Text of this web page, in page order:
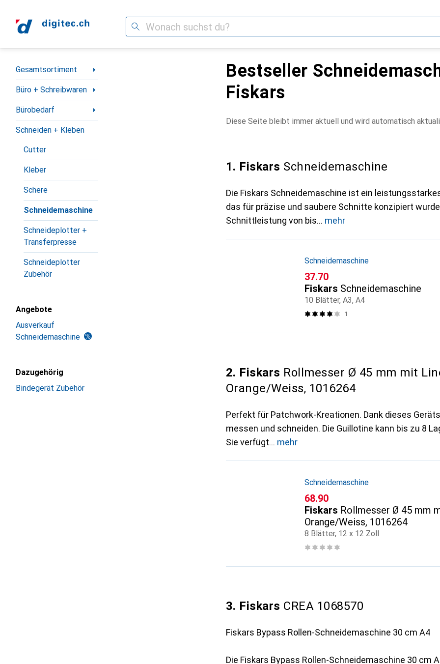
Suche
Navigation nach Kategorien
Gesamtsortiment
Büro + Schreibwaren
Bürobedarf
Schneiden + Kleben
Cutter
Kleber
Schere
Schneidemaschine
Schneideplotter +
Transferpresse
Schneideplotter
Zubehör
Angebote
Ausverkauf
Schneidemaschine
Dazugehörig
Bindegerät Zubehör
Bestseller
Fiskars
Diese Seite bleibt immer aktuell und wird automatisch
1. Fiskars Schneidemaschine
Die Fiskars Schneidemaschine ist ein
das für präzise und saubere Schnitte konzipiert
Schnittleistung von bis
mehr
Schneidemaschine
CHF
37.70
Fiskars Schneidemaschine
10 Blätter, A3, A4
1
2. Fiskars Rollmesser Ø 45 mm mit
Orange/Weiss, 1016264
Perfekt für Patchwork-Kreationen. Dank dieses
messen und schneiden. Die Guillotine kann bis zu 8
Sie verfügt
mehr
Schneidemaschine
CHF
68.90
Fiskars Rollmesser Ø 45 mm
Orange/Weiss, 1016264
8 Blätter, 12 x 12 Zoll
3. Fiskars CREA 1068570
Fiskars Bypass Rollen-Schneidemaschine 30 cm A4
Die Fiskars Bypass Rollen-Schneidemaschine 30 cm